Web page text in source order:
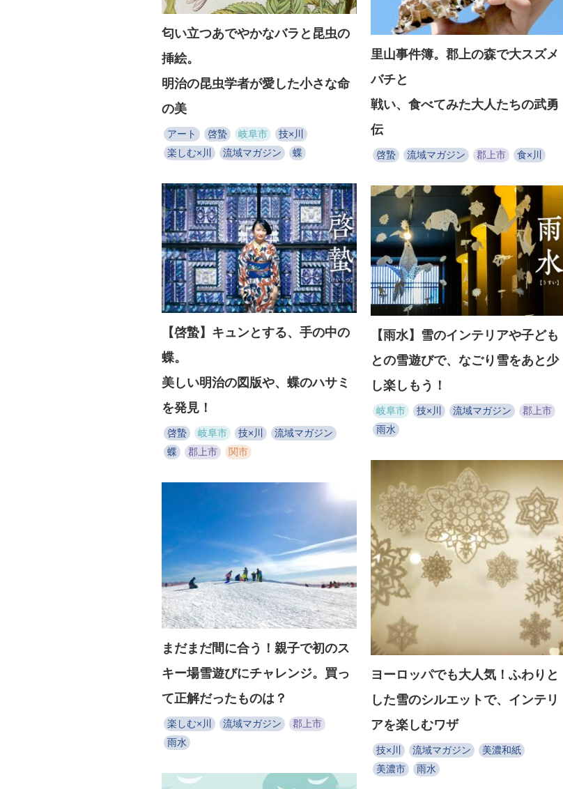
匂い立つあでやかなバラと昆虫の
挿絵。
明治の昆虫学者が愛した小さな命
の美
アート 啓蟄 岐阜市
技×川
楽しむ×川
流域マガジン 蝶
里山事件簿。郡上の森で大スズメ
バチと
戦い、食べてみた大人たちの武勇
伝
啓蟄 流域マガジン 郡上市 食×川
【啓蟄】キュンとする、手の中の
蝶。
美しい明治の図版や、蝶のハサミ
を発見！
啓蟄 岐阜市 技×川
流域マガジン
蝶
郡上市 関市
【雨水】雪のインテリアや子ども
との雪遊びで、なごり雪をあと少
し楽しもう！
岐阜市 技×川 流域マガジン
郡上市
雨水
ヨーロッパでも大人気！ふわりと
した雪のシルエットで、インテリ
アを楽しむワザ
技×川 流域マガジン
美濃和紙
美濃市
雨水
まだまだ間に合う！親子で初のス
キー場雪遊びにチャレンジ。買っ
て正解だったものは？
楽しむ×川 流域マガジン
郡上市
雨水